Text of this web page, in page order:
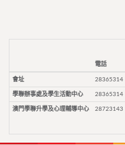
電話
會址 28365314
學聯辦事處及學生活動中心 28365314
澳門學聯升學及心理輔導中心 28723143